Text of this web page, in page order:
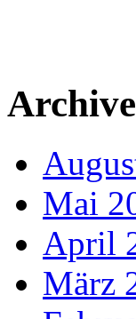
Mai
April
März